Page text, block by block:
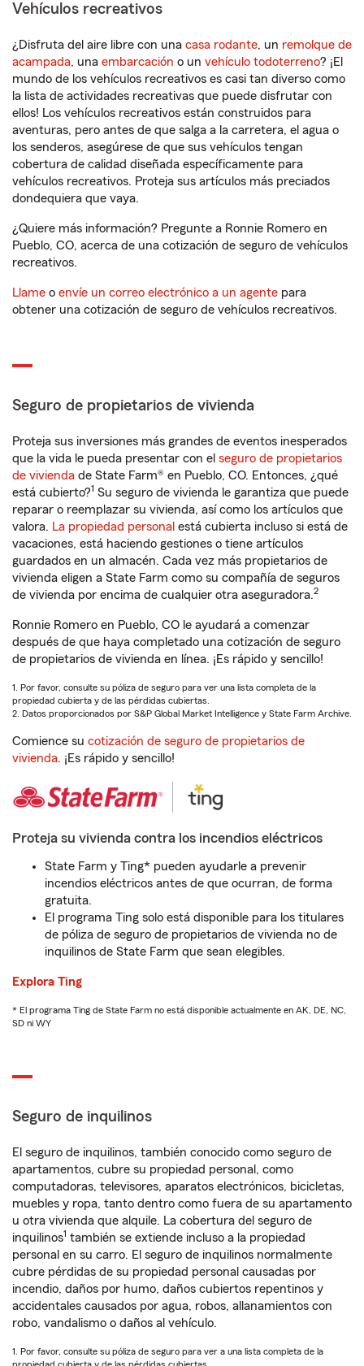
Vehículos recreativos
¿Disfruta del aire libre con una casa rodante, un remolque de
acampada, una embarcación o un vehículo todoterreno? ¡El
mundo de los vehículos recreativos es casi tan diverso como
la lista de actividades recreativas que puede disfrutar con
ellos! Los vehículos recreativos están construidos para
aventuras, pero antes de que salga a la carretera, el agua o
los senderos, asegúrese de que sus vehículos tengan
cobertura de calidad diseñada específicamente para
vehículos recreativos. Proteja sus artículos más preciados
dondequiera que vaya.
¿Quiere más información? Pregunte a Ronnie Romero en
Pueblo, CO, acerca de una cotización de seguro de vehículos
recreativos.
Llame o envíe un correo electrónico a un agente para
obtener una cotización de seguro de vehículos recreativos.
Seguro de propietarios de vivienda
Proteja sus inversiones más grandes de eventos inesperados
que la vida le pueda presentar con el seguro de propietarios
de vivienda de State Farm® en Pueblo, CO. Entonces, ¿qué
está cubierto?1 Su seguro de vivienda le garantiza que puede
reparar o reemplazar su vivienda, así como los artículos que
valora. La propiedad personal está cubierta incluso si está de
vacaciones, está haciendo gestiones o tiene artículos
guardados en un almacén. Cada vez más propietarios de
vivienda eligen a State Farm como su compañía de seguros
de vivienda por encima de cualquier otra aseguradora.2
Ronnie Romero en Pueblo, CO le ayudará a comenzar
después de que haya completado una cotización de seguro
de propietarios de vivienda en línea. ¡Es rápido y sencillo!
1. Por favor, consulte su póliza de seguro para ver una lista completa de la
propiedad cubierta y de las pérdidas cubiertas.
2. Datos proporcionados por S&P Global Market Intelligence y State Farm Archive.
Comience su cotización de seguro de propietarios de
vivienda. ¡Es rápido y sencillo!
Proteja su vivienda contra los incendios eléctricos
State Farm y Ting* pueden ayudarle a prevenir
incendios eléctricos antes de que ocurran, de forma
gratuita.
El programa Ting solo está disponible para los titulares
de póliza de seguro de propietarios de vivienda no de
inquilinos de State Farm que sean elegibles.
Explora Ting
* El programa Ting de State Farm no está disponible actualmente en AK, DE, NC,
SD ni WY
Seguro de inquilinos
El seguro de inquilinos, también conocido como seguro de
apartamentos, cubre su propiedad personal, como
computadoras, televisores, aparatos electrónicos, bicicletas,
muebles y ropa, tanto dentro como fuera de su apartamento
u otra vivienda que alquile. La cobertura del seguro de
inquilinos1 también se extiende incluso a la propiedad
personal en su carro. El seguro de inquilinos normalmente
cubre pérdidas de su propiedad personal causadas por
incendio, daños por humo, daños cubiertos repentinos y
accidentales causados por agua, robos, allanamientos con
robo, vandalismo o daños al vehículo.
1. Por favor, consulte su póliza de seguro para ver a una lista completa de la